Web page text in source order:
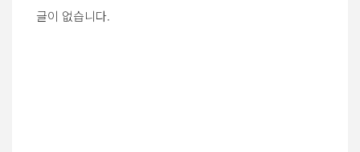
글이 없습니다.